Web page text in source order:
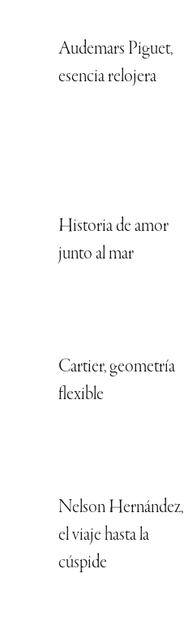
Audemars Piguet,
esencia relojera
Historia de amor
junto al mar
Cartier, geometría
flexible
Nelson Hernández,
el viaje hasta la
cúspide